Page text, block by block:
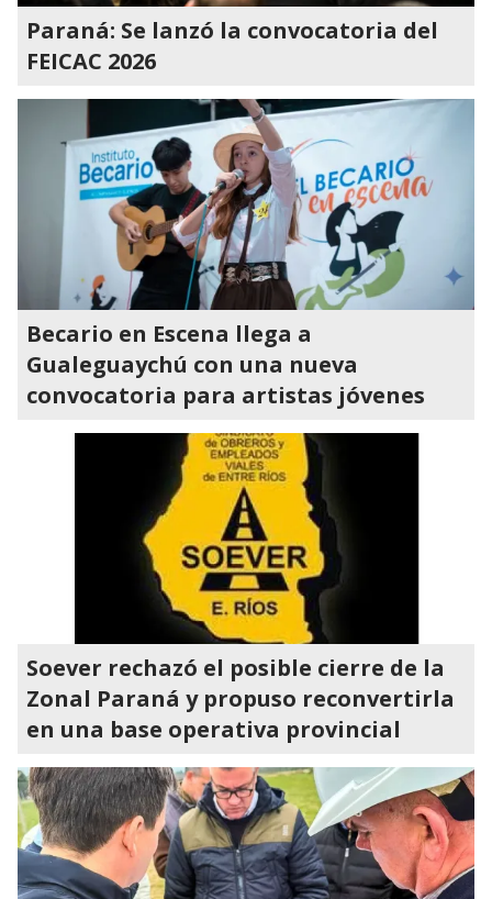
Paraná: Se lanzó la convocatoria del
FEICAC 2026
Becario en Escena llega a
Gualeguaychú con una nueva
convocatoria para artistas jóvenes
Soever rechazó el posible cierre de la
Zonal Paraná y propuso reconvertirla
en una base operativa provincial